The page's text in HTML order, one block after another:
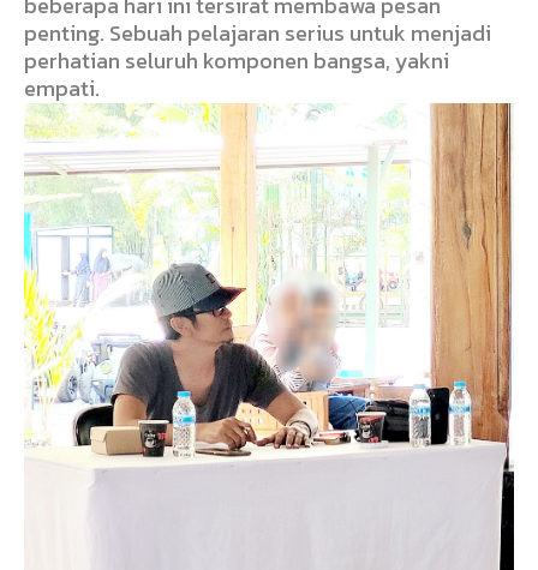
penting. Sebuah pelajaran serius untuk menjadi
perhatian seluruh komponen bangsa, yakni
empati.